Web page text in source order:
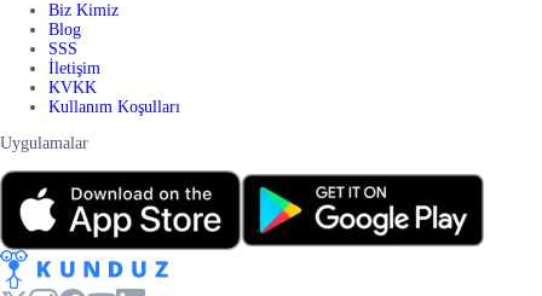
Biz Kimiz
Blog
SSS
İletişim
KVKK
Kullanım Koşulları
Uygulamalar